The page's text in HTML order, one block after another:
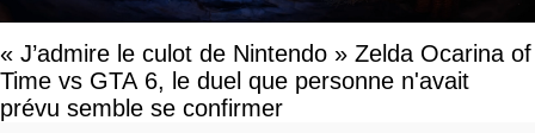
« J’admire le culot de Nintendo » Zelda Ocarina of
Time vs GTA 6, le duel que personne n'avait
prévu semble se confirmer